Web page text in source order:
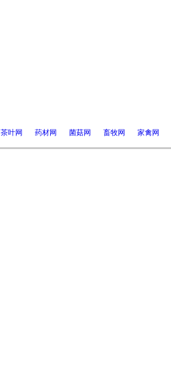
茶叶网 药材网 菌菇网 畜牧网 家禽网